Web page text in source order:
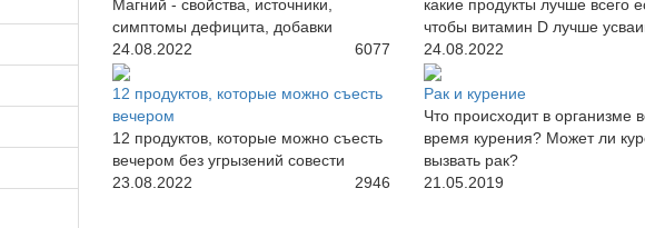
Магний - свойства, источники,
симптомы дефицита, добавки
24.08.2022
6077
какие продукты лучше всего
чтобы витамин D лучше
24.08.2022
12 продуктов, которые можно съесть
вечером
12 продуктов, которые можно съесть
вечером без угрызений совести
23.08.2022
2946
Рак и курение
Что происходит в организме
время курения? Может ли
вызвать рак?
21.05.2019